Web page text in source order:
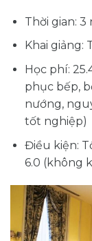
Thời gian: 3
Khai giảng:
Học phí:
phục bếp,
nướng,
tốt nghiệp)
Điều kiện:
6.0 (không